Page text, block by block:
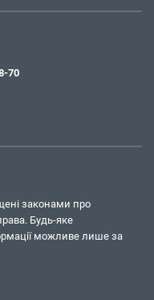
70
законами про
Будь-яке
можливе лише за